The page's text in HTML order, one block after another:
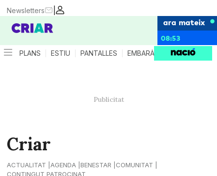
|
Newsletters
ara mateix
08:53
PLANS ESTIU PANTALLES EMBARÀS CRIANÇA
Criar
ACTUALITAT AGENDA BENESTAR
COMUNITAT
CONTINGUT PATROCINAT